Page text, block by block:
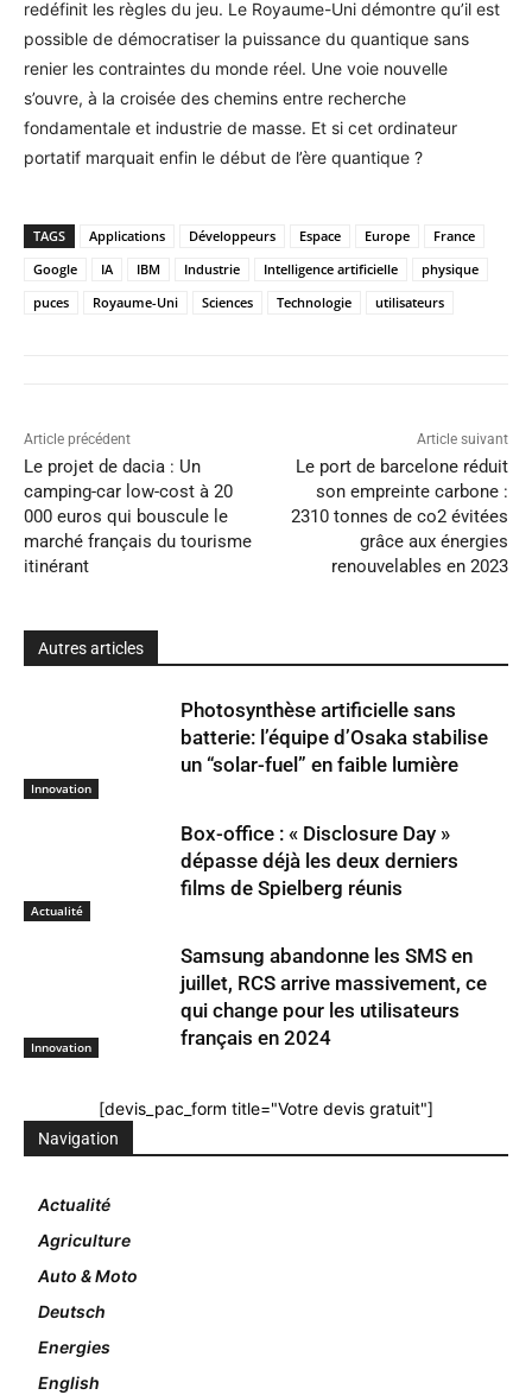
redéfinit les règles du jeu. Le Royaume-Uni démontre qu’il est
possible de démocratiser la puissance du quantique sans
renier les contraintes du monde réel. Une voie nouvelle
s’ouvre, à la croisée des chemins entre recherche
fondamentale et industrie de masse. Et si cet ordinateur
portatif marquait enfin le début de l’ère quantique ?
TAGS Applications Développeurs Espace Europe
France
Google
IA IBM Industrie Intelligence artificielle
physique
puces
Royaume-Uni Sciences Technologie utilisateurs
Article précédent
Le projet de dacia : Un
camping-car low-cost à 20
000 euros qui bouscule le
marché français du tourisme
itinérant
Article suivant
Le port de barcelone réduit
son empreinte carbone :
2310 tonnes de co2 évitées
grâce aux énergies
renouvelables en 2023
Autres articles
Innovation
Photosynthèse artificielle sans
batterie: l’équipe d’Osaka stabilise
un “solar-fuel” en faible lumière
Actualité
Box-office : « Disclosure Day »
dépasse déjà les deux derniers
films de Spielberg réunis
Innovation
Samsung abandonne les SMS en
juillet, RCS arrive massivement, ce
qui change pour les utilisateurs
français en 2024
[devis_pac_form title="Votre devis gratuit"]
Navigation
Actualité
Agriculture
Auto & Moto
Deutsch
Energies
English